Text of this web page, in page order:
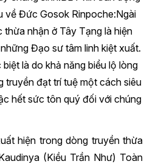
về Đức Gosok Rinpoche:Ngài
nhận ở Tây Tạng là hiện
Đạo sư tâm linh kiệt xuất.
là do khả năng biểu lộ lòng
truyền đạt trí tuệ một cách siêu
hết sức tôn quý đối với chúng
hiện trong dòng truyền thừa
(Kiều Trần Như) Toàn